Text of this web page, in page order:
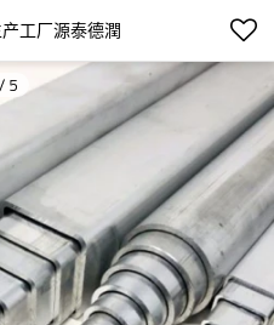
工厂源泰德潤
/ 5